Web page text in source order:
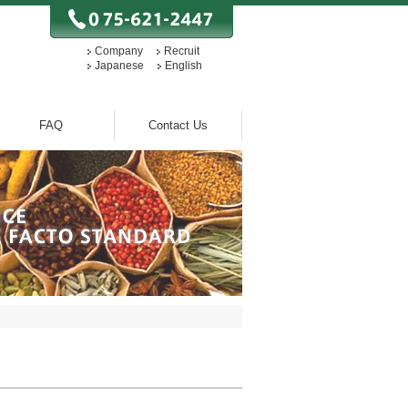
Company
Recruit
Japanese
English
FAQ Contact Us